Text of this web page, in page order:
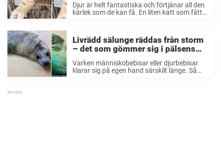
rinna
Djur är helt fantastiska och förtjänar all den
kärlek som de kan få. En liten katt som fått
Livrädd sälunge räddas från storm
– det som gömmer sig i pälsens
Varken människobebisar eller djurbebisar
klarar sig på egen hand särskilt länge. Så